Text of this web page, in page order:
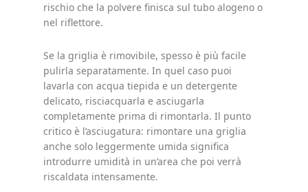
rischio che la polvere finisca sul tubo alogeno o
nel riflettore.
Se la griglia è rimovibile, spesso è più facile
pulirla separatamente. In quel caso puoi
lavarla con acqua tiepida e un detergente
delicato, risciacquarla e asciugarla
completamente prima di rimontarla. Il punto
critico è l’asciugatura: rimontare una griglia
anche solo leggermente umida significa
introdurre umidità in un’area che poi verrà
riscaldata intensamente.